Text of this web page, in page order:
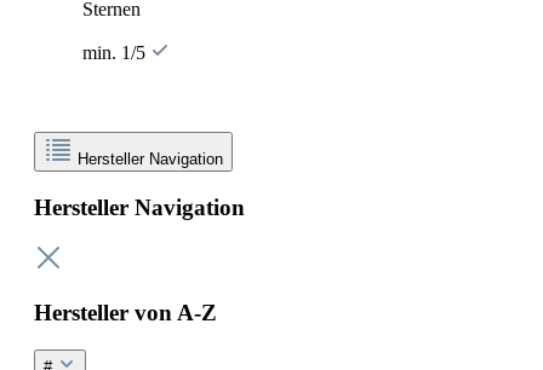
Sternen
min. 1/5
Hersteller Navigation
Hersteller Navigation
Hersteller von A-Z